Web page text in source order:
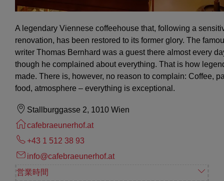
A legendary Viennese coffeehouse that, following a
renovation, has been restored to its former glory. The
writer Thomas Bernhard was a guest there almost every
though he complained about everything. That is how
made. There is, however, no reason to complain: Coffee,
food, atmosphere – everything is exceptional.
Stallburggasse 2, 1010 Wien
cafebraeunerhof.at
+43 1 512 38 93
info@cafebraeunerhof.at
営業時間